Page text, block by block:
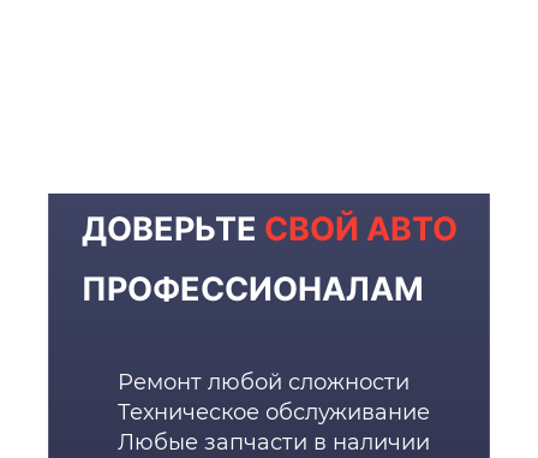
ДОВЕРЬТЕ СВОЙ АВТО
ПРОФЕССИОНАЛАМ
Ремонт любой сложности
Техническое обслуживание
Любые запчасти в наличии